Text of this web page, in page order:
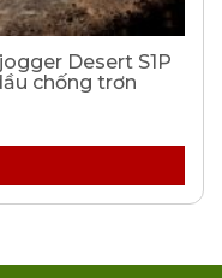
Desert S1P
chống trơn